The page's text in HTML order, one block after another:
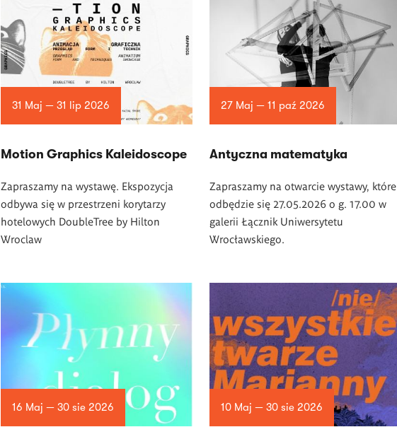
31 Maj — 31 lip 2026
Motion Graphics Kaleidoscope
Zapraszamy na wystawę. Ekspozycja
odbywa się w przestrzeni korytarzy
hotelowych DoubleTree by Hilton
Wroclaw
27 Maj — 11 paź 2026
Antyczna matematyka
Zapraszamy na otwarcie wystawy, które
odbędzie się 27.05.2026 o g. 17.00 w
galerii Łącznik Uniwersytetu
Wrocławskiego.
16 Maj — 30 sie 2026 10 Maj — 30 sie 2026